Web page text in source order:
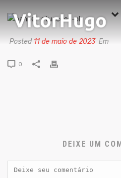
Posted 11 de maio de 2023 Em
0
DEIXE UM